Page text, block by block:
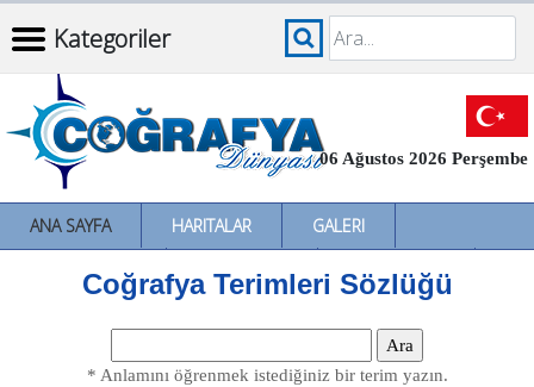
Kategoriler
06 Ağustos 2026 Perşembe
ANA SAYFA HARITALAR
GALERI
İNCELEMELER
SÖZLÜKLER İL İL TÜRKIYE
Coğrafya Terimleri Sözlüğü
* Anlamını öğrenmek istediğiniz bir terim yazın.